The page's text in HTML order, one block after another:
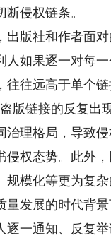
侵权链条。
版社和作者面对
人如果逐一对每
往往远高于单个
版链接的反复出
治理格局，导致
侵权态势。此外
模化等更为复杂
发展的时代背景
逐一通知、反复